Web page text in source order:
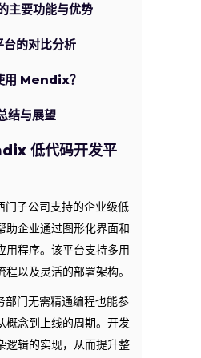
要功能与优势
的对比分析
用 Mendix？
结与展望
低代码开发平
子公司支持的企业级低
助企业通过图形化界面和
用程序。该平台支持多用
以及灵活的部署架构。
门无需精通编程也能参
概念到上线的周期。开发
逻辑的实现，从而提升整